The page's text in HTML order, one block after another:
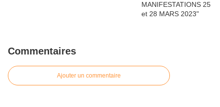
Commentaires
Ajouter un commentaire